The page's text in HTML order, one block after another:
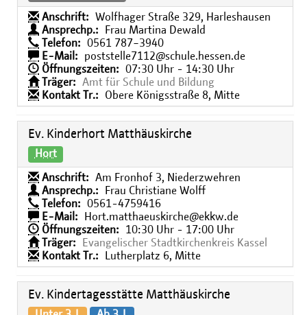
Anschrift:
Wolfhager Straße 329, Harleshausen
Ansprechp.:
Frau Martina Dewald
Telefon:
0561 787−3940
E-Mail:
poststelle7112@schule.hessen.de
Öffnungszeiten:
07:30 Uhr - 14:30 Uhr
Träger:
Amt für Schule und Bildung
Kontakt Tr.:
Obere Königsstraße 8, Mitte
Ev. Kinderhort Matthäuskirche
Hort
Anschrift:
Am Fronhof 3, Niederzwehren
Ansprechp.:
Frau Christiane Wolff
Telefon:
0561-4759416
E-Mail:
Hort.matthaeuskirche@ekkw.de
Öffnungszeiten:
10:30 Uhr - 17:00 Uhr
Träger:
Evangelischer Stadtkirchenkreis Kassel
Kontakt Tr.:
Lutherplatz 6, Mitte
Ev. Kindertagesstätte Matthäuskirche